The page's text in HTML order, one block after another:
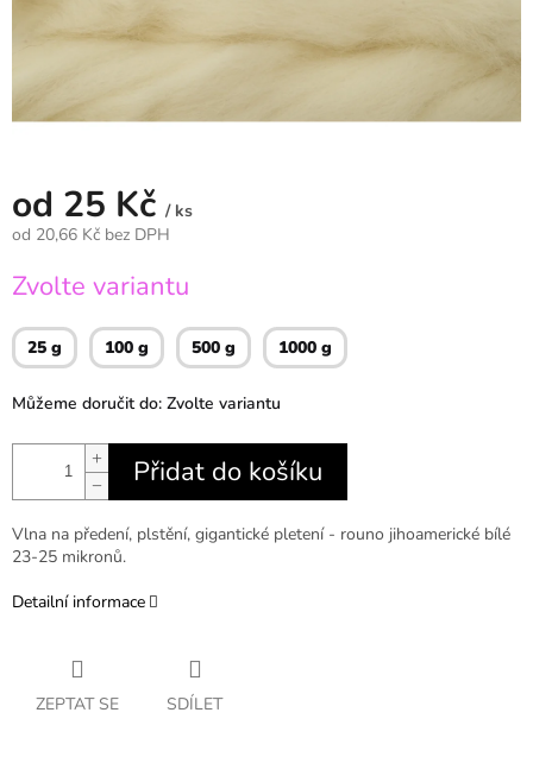
od 25 Kč / ks
od 20,66 Kč bez DPH
cena:
Zvolte variantu
25 g 100 g 500 g 1000 g
Můžeme doručit do: Zvolte variantu
+
−
Přidat do košíku
Vlna na předení, plstění, gigantické pletení - rouno jihoamerické bílé
23-25 mikronů.
Detailní informace
ZEPTAT SE SDÍLET